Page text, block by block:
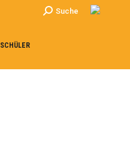
Search:
Suche
SCHÜLER